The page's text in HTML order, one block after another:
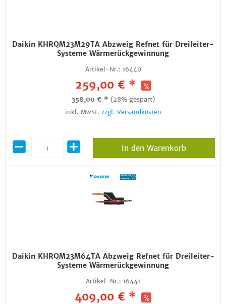
Daikin KHRQM23M29TA Abzweig Refnet für Dreileiter-
Systeme Wärmerückgewinnung
Artikel-Nr.: 16440
259,00 € *
358,00 € * (28% gespart)
inkl. MwSt. zzgl. Versandkosten
In den Warenkorb
Daikin KHRQM23M64TA Abzweig Refnet für Dreileiter-
Systeme Wärmerückgewinnung
Artikel-Nr.: 16441
409,00 € *